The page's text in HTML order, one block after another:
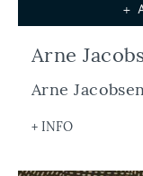
+
Arne
Arne
+ INFO